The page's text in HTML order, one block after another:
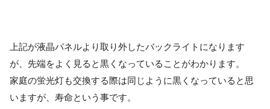
上記が液晶パネルより取り外したバックライトになります
が、先端をよく見ると黒くなっていることがわかります。
家庭の蛍光灯も交換する際は同じように黒くなっていると思
いますが、寿命という事です。